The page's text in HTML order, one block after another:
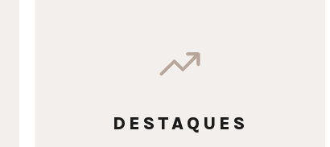
DESTAQUES